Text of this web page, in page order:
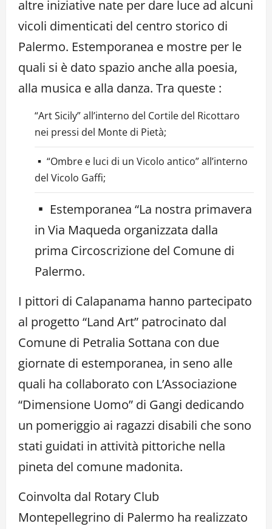
altre iniziative nate per dare luce ad alcuni
vicoli dimenticati del centro storico di
Palermo. Estemporanea e mostre per le
quali si è dato spazio anche alla poesia,
alla musica e alla danza. Tra queste :
“Art Sicily” all’interno del Cortile del Ricottaro
nei pressi del Monte di Pietà;
▪︎ “Ombre e luci di un Vicolo antico” all’interno
del Vicolo Gaffi;
▪︎ Estemporanea “La nostra primavera
in Via Maqueda organizzata dalla
prima Circoscrizione del Comune di
Palermo.
I pittori di Calapanama hanno partecipato
al progetto “Land Art” patrocinato dal
Comune di Petralia Sottana con due
giornate di estemporanea, in seno alle
quali ha collaborato con L’Associazione
“Dimensione Uomo” di Gangi dedicando
un pomeriggio ai ragazzi disabili che sono
stati guidati in attività pittoriche nella
pineta del comune madonita.
Coinvolta dal Rotary Club
Montepellegrino di Palermo ha realizzato